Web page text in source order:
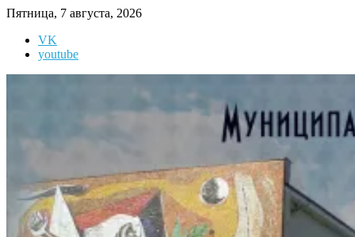
Перейти
содержимому
Пятница, 7 августа, 2026
VK
youtube